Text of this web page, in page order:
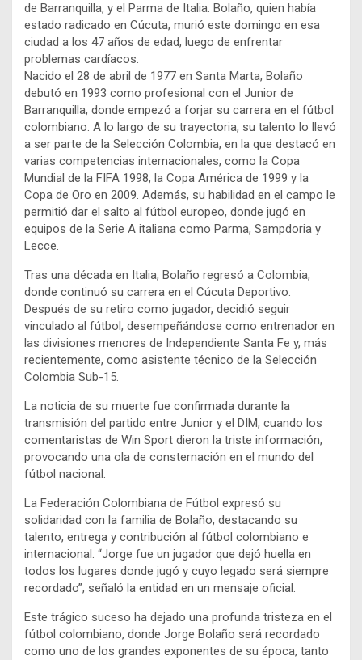
de Barranquilla, y el Parma de Italia. Bolaño, quien había
estado radicado en Cúcuta, murió este domingo en esa
ciudad a los 47 años de edad, luego de enfrentar
problemas cardíacos.
Nacido el 28 de abril de 1977 en Santa Marta, Bolaño
debutó en 1993 como profesional con el Junior de
Barranquilla, donde empezó a forjar su carrera en el fútbol
colombiano. A lo largo de su trayectoria, su talento lo llevó
a ser parte de la Selección Colombia, en la que destacó en
varias competencias internacionales, como la Copa
Mundial de la FIFA 1998, la Copa América de 1999 y la
Copa de Oro en 2009. Además, su habilidad en el campo le
permitió dar el salto al fútbol europeo, donde jugó en
equipos de la Serie A italiana como Parma, Sampdoria y
Lecce.
Tras una década en Italia, Bolaño regresó a Colombia,
donde continuó su carrera en el Cúcuta Deportivo.
Después de su retiro como jugador, decidió seguir
vinculado al fútbol, desempeñándose como entrenador en
las divisiones menores de Independiente Santa Fe y, más
recientemente, como asistente técnico de la Selección
Colombia Sub-15.
La noticia de su muerte fue confirmada durante la
transmisión del partido entre Junior y el DIM, cuando los
comentaristas de Win Sport dieron la triste información,
provocando una ola de consternación en el mundo del
fútbol nacional.
La Federación Colombiana de Fútbol expresó su
solidaridad con la familia de Bolaño, destacando su
talento, entrega y contribución al fútbol colombiano e
internacional. “Jorge fue un jugador que dejó huella en
todos los lugares donde jugó y cuyo legado será siempre
recordado”, señaló la entidad en un mensaje oficial.
Este trágico suceso ha dejado una profunda tristeza en el
fútbol colombiano, donde Jorge Bolaño será recordado
como uno de los grandes exponentes de su época, tanto